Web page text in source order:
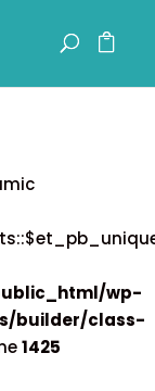
wp-
builder/class-
1425